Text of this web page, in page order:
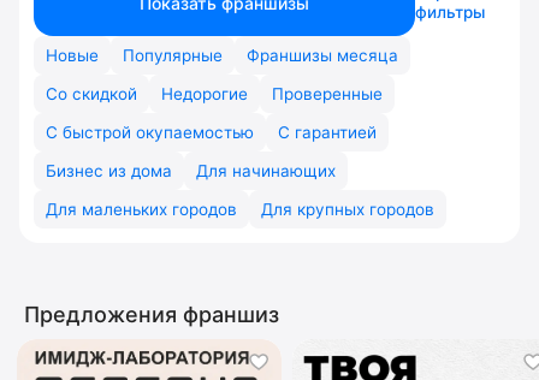
фильтры
Новые Популярные
Франшизы месяца
Со скидкой
Недорогие
Проверенные
С быстрой окупаемостью
С гарантией
Бизнес из дома
Для начинающих
Для маленьких городов
Для крупных городов
Предложения франшиз